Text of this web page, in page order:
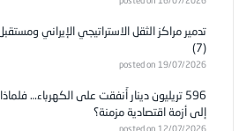
تدمير مراكز الثقل الاستراتيجي الإيراني
(7)
posted on 19/07/2026
596 تريليون دينار أُنفقت على الكهرباء…
إلى أزمة اقتصادية مزمنة؟
posted on 12/07/2026